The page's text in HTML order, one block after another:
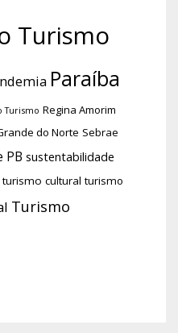
Turismo
Paraíba
Turismo Regina Amorim
do Norte Sebrae
PB sustentabilidade
turismo cultural turismo
Turismo